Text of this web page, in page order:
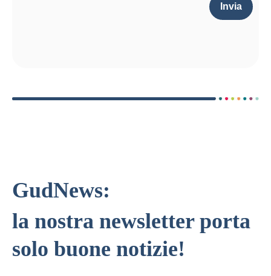
Invia
GudNews:
la nostra newsletter porta
solo buone notizie!